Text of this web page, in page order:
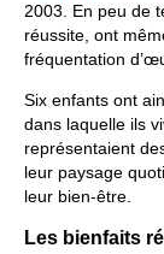
2003. En peu de
réussite, ont
fréquentation
Six enfants ont
dans laquelle ils
représentaient
leur paysage
leur bien-être.
Les bienfaits